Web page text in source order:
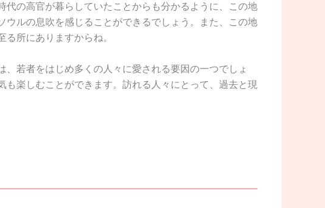
の高官が暮らしていたことからも分かるように、この地
ルの息吹を感じることができるでしょう。また、この地
所にありますからね。
若者をはじめ多くの人々に愛される要因の一つでしょ
楽しむことができます。訪れる人々にとって、過去と現